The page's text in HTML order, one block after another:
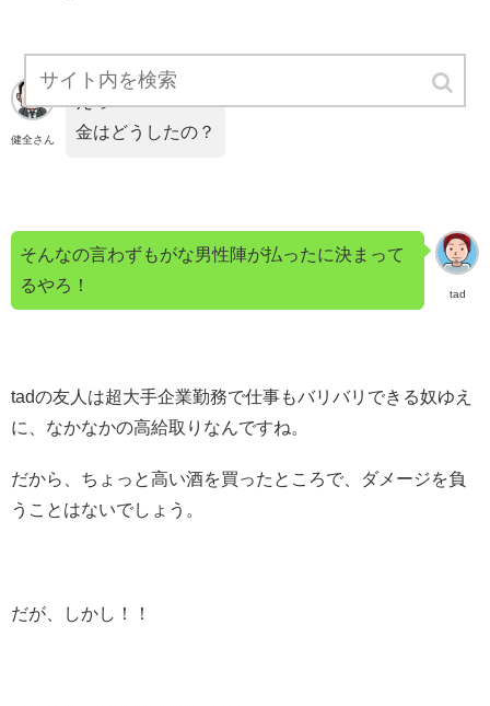
健全さん
えっ…
金はどうしたの？
tad
そんなの言わずもがな男性陣が払ったに決まって
るやろ！
tadの友人は超大手企業勤務で仕事もバリバリできる奴ゆえ
に、なかなかの高給取りなんですね。
だから、ちょっと高い酒を買ったところで、ダメージを負
うことはないでしょう。
だが、しかし！！